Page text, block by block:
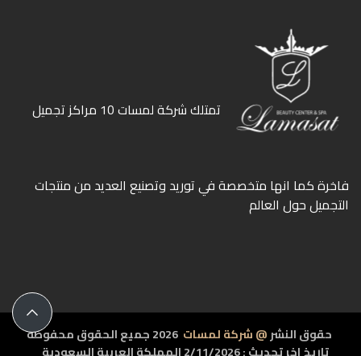
ﺗﻤﺘﻠﻚ ﺷﺮﻛﺔ ﻟﻤﺴﺎت 10 ﻣﺮاﻛﺰ ﺗﺠﻤﻴﻞ
ﻓﺎﺧﺮة كما انها ﻣﺘﺨﺼﺼﺔ ﻓﻲ ﺗﻮرﻳﺪ وﺗﺼﻨﻴﻊ اﻟﻌﺪﻳﺪ ﻣﻦ ﻣﻨﺘﺠﺎت
اﻟﺘﺠﻤﻴﻞ ﺣﻮل اﻟﻌﺎﻟﻢ
حقوق النشر@ شركة لمسات
2026 جميع الحقوق محفوظة